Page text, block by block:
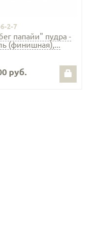
2-7
папайи" пудра -
(финишная),...
руб.